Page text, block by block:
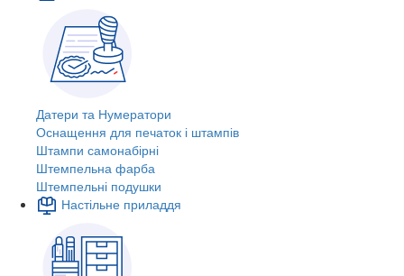
Датери та Нумератори
Оснащення для печаток і штампів
Штампи самонабірні
Штемпельна фарба
Штемпельні подушки
Настільне приладдя